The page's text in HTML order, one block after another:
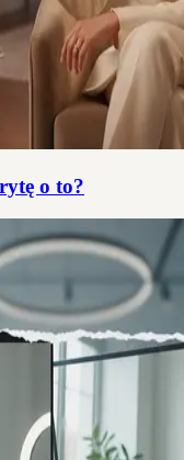
o to?